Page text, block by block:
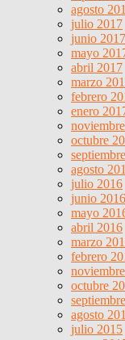
agosto
julio 2017
junio 2017
mayo
abril 2017
marzo
febrero
enero
octubre
agosto
julio 2016
junio 2016
mayo
abril 2016
marzo
febrero
octubre
agosto
julio 2015